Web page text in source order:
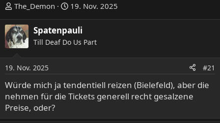
E
s
t
e
l
r
The_Demon
E
s
t
e
l
a
m
19. Nov. 2025
Spatenpauli
Till Deaf Do Us Part
19. Nov. 2025 #21
Würde mich ja tendentiell reizen (Bielefeld), aber die
nehmen für die Tickets generell recht gesalzene
Preise, oder?